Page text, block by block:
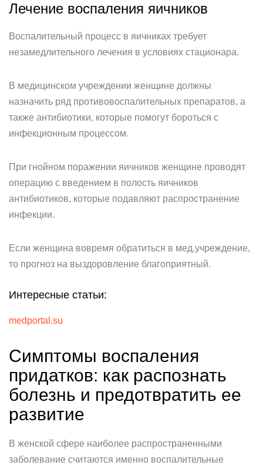
Лечение воспаления яичников
Воспалительный процесс в яичниках требует
незамедлительного лечения в условиях стационара.
В медицинском учреждении женщине должны
назначить ряд противовоспалительных препаратов, а
также антибиотики, которые помогут бороться с
инфекционным процессом.
При гнойном поражении яичников женщине проводят
операцию с введением в полость яичников
антибиотиков, которые подавляют распространение
инфекции.
Если женщина вовремя обратиться в мед.учреждение,
то прогноз на выздоровление благоприятный.
Интересные статьи:
medportal.su
Симптомы воспаления
придатков: как распознать
болезнь и предотвратить ее
развитие
В женской сфере наиболее распространенными
заболевание считаются именно воспалительные